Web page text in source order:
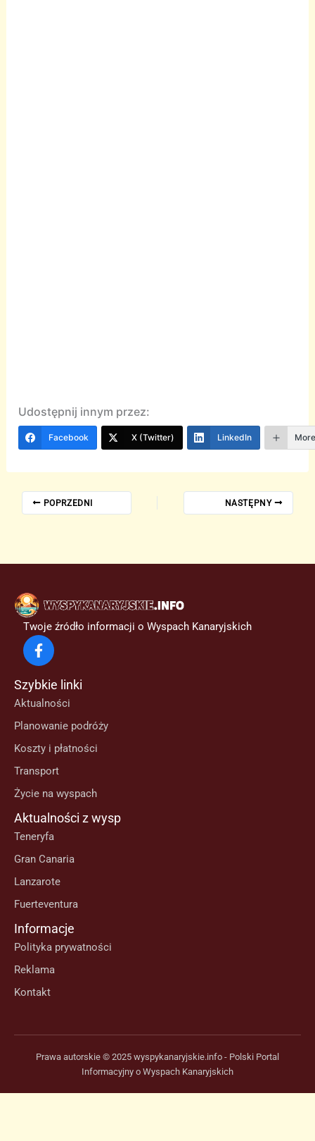
Udostępnij innym przez:
Facebook X (Twitter) LinkedIn
POPRZEDNI NASTĘPNY
Twoje źródło informacji o Wyspach Kanaryjskich
Szybkie linki
Aktualności
Planowanie podróży
Koszty i płatności
Transport
Życie na wyspach
Aktualności z wysp
Teneryfa
Gran Canaria
Lanzarote
Fuerteventura
Informacje
Polityka prywatności
Reklama
Kontakt
Prawa autorskie © 2025 wyspykanaryjskie.info - Polski Portal
Informacyjny o Wyspach Kanaryjskich